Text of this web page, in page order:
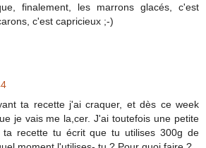
finalement, les marrons glacés, c'est
c'est capricieux ;-)
ta recette j'ai craquer, et dès ce week
je vais me la,cer. J'ai toutefois une petite
ta recette tu écrit que tu utilises 300g de